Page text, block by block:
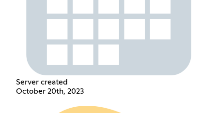
Server created
October 20th, 2023